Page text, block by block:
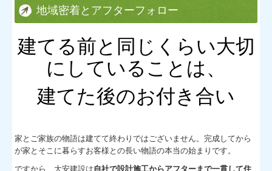
リフォーム事例
住宅トラブル事例
補助金活用事例
木材の有効活用について
地域密着とアフターフォロー
建てる前と同じくらい大切
にしていることは、
建てた後のお付き合い
家とご家族の物語は建てて終わりではございません。完成してから
が家とそこに暮らすお客様との長い物語の本当の始まりです。
ですから、大安建設は自社で設計施工からアフターまで一貫して住